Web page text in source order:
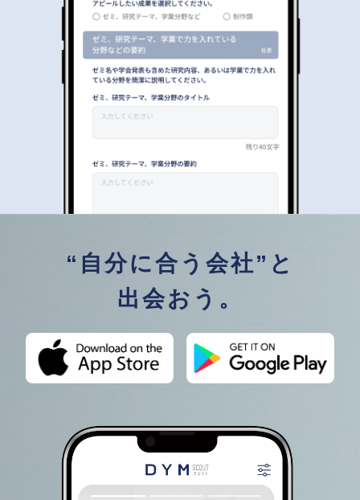
“自分に合う会社”と
出会おう。